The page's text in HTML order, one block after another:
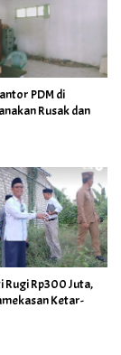
PDM di
Rusak dan
Rugi Rp300 Juta,
Ketar-